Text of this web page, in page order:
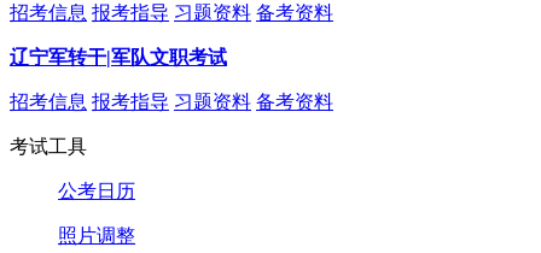
招考信息 报考指导 习题资料 备考资料
辽宁军转干|军队文职考试
招考信息 报考指导 习题资料 备考资料
考试工具
公考日历
照片调整